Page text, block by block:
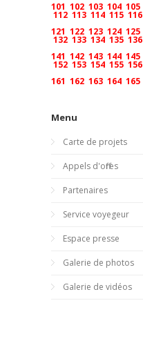
101 102 103 104 105
112 113 114 115 116
121 122 123 124 125
132 133 134 135 136
141 142 143 144 145
152 153 154 155 156
161 162 163 164 165
Menu
Carte de projets
Appels d'offres
Partenaires
Service voyegeur
Espace presse
Galerie de photos
Galerie de vidéos